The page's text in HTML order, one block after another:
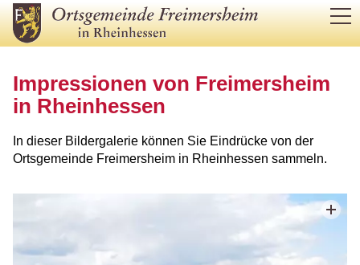
RATHAUS
Impressionen von Freimersheim
in Rheinhessen
In dieser Bildergalerie können Sie Eindrücke von der
Ortsgemeinde Freimersheim in Rheinhessen sammeln.